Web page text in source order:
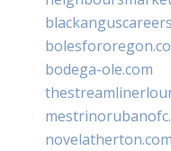
bodega-ole.com
novelatherton.com